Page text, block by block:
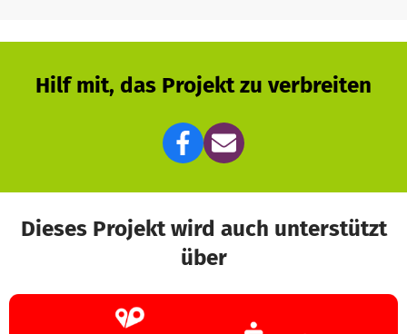
Hilf mit, das Projekt zu verbreiten
Dieses Projekt wird auch unterstützt
über